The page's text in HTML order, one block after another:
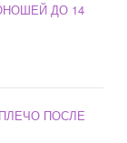
ДО 14
ПОСЛЕ